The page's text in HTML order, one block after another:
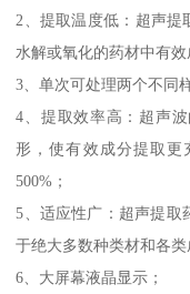
2、提取温度低：超声
水解或氧化的药材中有
3、单次可处理两个不同
4、提取效率高：超声
形，使有效成分提取
500%；
5、适应性广：超声提取
于绝大多数种类材和各类
6、大屏幕液晶显示；